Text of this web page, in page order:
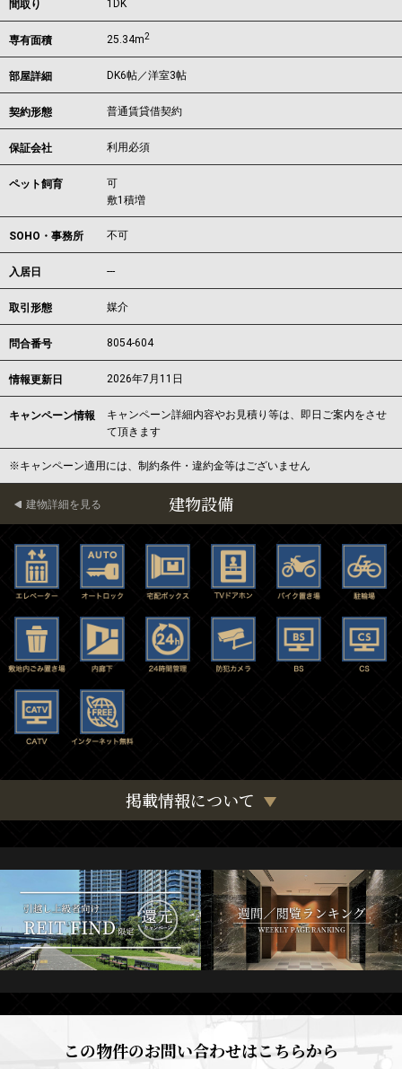
間取り 1DK
専有面積 25.34m2
部屋詳細 DK6帖／洋室3帖
契約形態 普通賃貸借契約
保証会社 利用必須
ペット飼育
可
敷1積増
SOHO・事務所 不可
入居日 ---
取引形態 媒介
問合番号 8054-604
情報更新日 2026年7月11日
キャンペーン情報
キャンペーン詳細内容やお見積り等は、即日ご案内をさせ
て頂きます
※キャンペーン適用には、制約条件・違約金等はございません
建物設備
建物詳細を見る
掲載情報について
この物件のお問い合わせはこちらから